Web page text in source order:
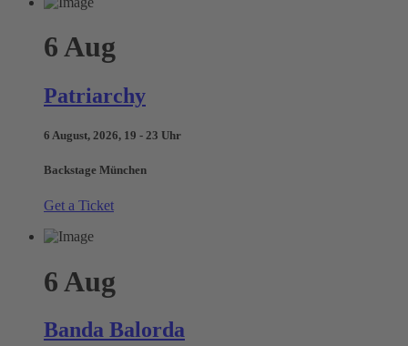
6Aug
Patriarchy
6 August, 2026, 19 - 23 Uhr
Backstage München
Get a Ticket
6 Aug
Banda Balorda